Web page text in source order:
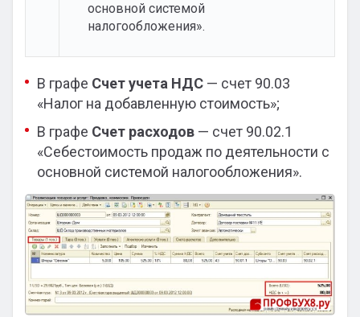
основной системой
налогообложения».
В графе Счет учета НДС — счет 90.03
«Налог на добавленную стоимость»;
В графе Счет расходов — счет 90.02.1
«Себестоимость продаж по деятельности с
основной системой налогообложения».